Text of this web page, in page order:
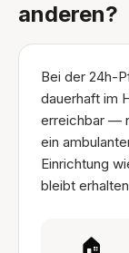
anderen?
Bei der 24h-
dauerhaft im
erreichbar —
ein
Einrichtung
bleibt
🏠